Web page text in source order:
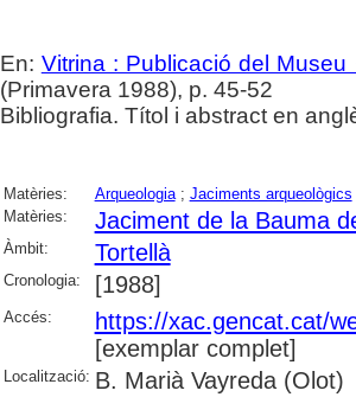
En: Vitrina : Publicació del
(Primavera 1988), p. 45-52
Bibliografia. Títol i abstract en
Matèries: Arqueologia; Jaciments arqueològics
Matèries:
Jaciment de la Bauma
Àmbit: Tortellà
Cronologia: [1988]
Accés:
https://xac.gencat.cat/
[exemplar complet]
Localització: B. Marià Vayreda (Olot)